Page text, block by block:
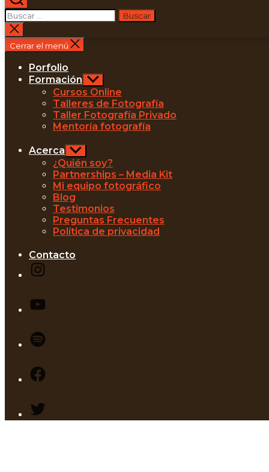
Buscar
Buscar:
Cerrar
la
búsqueda
Cerrar el menú
Porfolio
Formación Mostrar
el
submenú
Cursos Online
Talleres de Fotografía
Taller Fotografía Privado
Mentoría fotografía
Acerca Mostrar
el
submenú
¿Quién soy?
Partnerships – Media Kit
Mi equipo fotográfico
Blog
Testimonios
Preguntas Frecuentes
Política de privacidad
Contacto
Instagram
Youtube
Podcast
Facebook
Twitter